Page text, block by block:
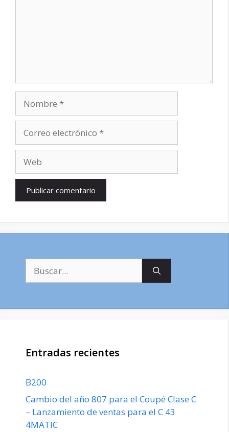
electrónico
Entradas recientes
B200
Cambio del año 807 para el Coupé Clase C
– Lanzamiento de ventas para el C 43
4MATIC